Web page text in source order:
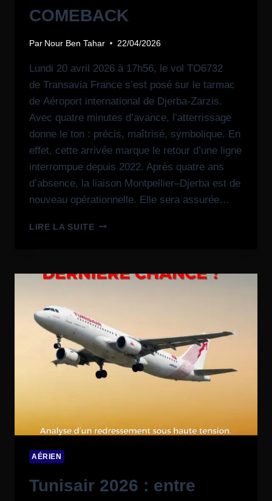
COMEBACK
Par Nour Ben Tahar 22/04/2026
Lundi 20 avril 2026 à 17h56, le vol TO6732
de Transavia France s’est posé sur le tarmac
de Aéroport international de Djerba-Zarzis.
Avec quatre minutes d’avance, l’atterrissage
donne le ton : précis, maîtrisé, symbolique. En
effet, cette arrivée marque le retour d’une ligne
interrompue depuis 2022. Après quatre ans
d’absence, la liaison Montpellier–Djerba est de
nouveau opérationnelle. Elle sera assurée…
LIRE LA SUITE
AÉRIEN
Tunisair 2026 : entre